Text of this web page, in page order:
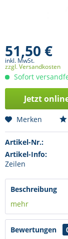
51,50 €
inkl. MwSt.
zzgl. Versandkosten
Sofort
Jetzt
Merken
Artikel-Nr.:
Artikel-Info:
Zeilen
Beschreibung
mehr
Bewertungen